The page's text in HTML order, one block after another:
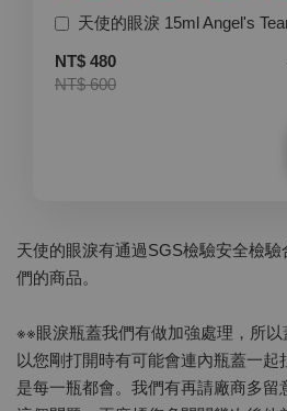
天使的眼淚 15ml Angel's
NT$ 480
NT$ 600
天使的眼淚有通過SGS檢驗安全檢
們的商品。
※※眼淚瓶蓋我們有做加強處理，所
以您剛打開時有可能會連內瓶蓋一
是每一瓶都會。我們有再請廠商多留